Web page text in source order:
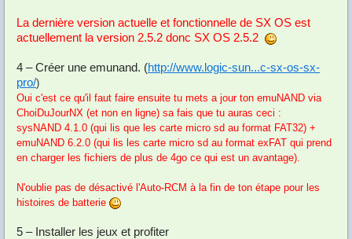
La dernière version actuelle et fonctionnelle de SX OS est
actuellement la version 2.5.2 donc SX OS 2.5.2
4 – Créer une emunand. (http://www.logic-sun...c-sx-os-sx-
pro/)
Oui c'est ce qu'il faut faire ensuite tu mets a jour ton emuNAND via
ChoiDuJourNX (et non en ligne) sa fais que tu auras ceci :
sysNAND 4.1.0 (qui lis que les carte micro sd au format FAT32) +
emuNAND 6.2.0 (qui lis les carte micro sd au format exFAT qui prend
en charger les fichiers de plus de 4go ce qui est un avantage).
N'oublie pas de désactivé l'Auto-RCM à la fin de ton étape pour les
histoires de batterie
5 – Installer les jeux et profiter